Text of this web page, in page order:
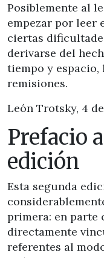
Posiblemente al
empezar por leer
ciertas
derivarse del
tiempo y
remisiones.
León Trotsky, 4
Prefacio
edición
Esta segunda
primera: en parte
directamente
referentes al